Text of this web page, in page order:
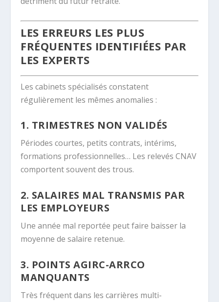
LES ERREURS LES PLUS
FRÉQUENTES IDENTIFIÉES PAR
LES EXPERTS
Les cabinets spécialisés constatent
régulièrement les mêmes anomalies :
1. TRIMESTRES NON VALIDÉS
Périodes courtes, petits contrats, intérims,
formations professionnelles… Les relevés CNAV
comportent souvent des trous.
2. SALAIRES MAL TRANSMIS PAR
LES EMPLOYEURS
Une année mal reportée peut faire baisser la
moyenne de salaire retenue.
3. POINTS AGIRC-ARRCO
MANQUANTS
Très fréquent dans les carrières multi-